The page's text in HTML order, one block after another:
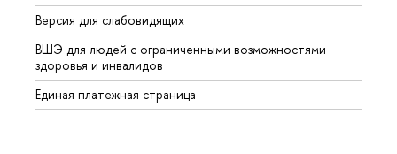
Версия для слабовидящих
ВШЭ для людей с ограниченными возможностями
здоровья и инвалидов
Единая платежная страница